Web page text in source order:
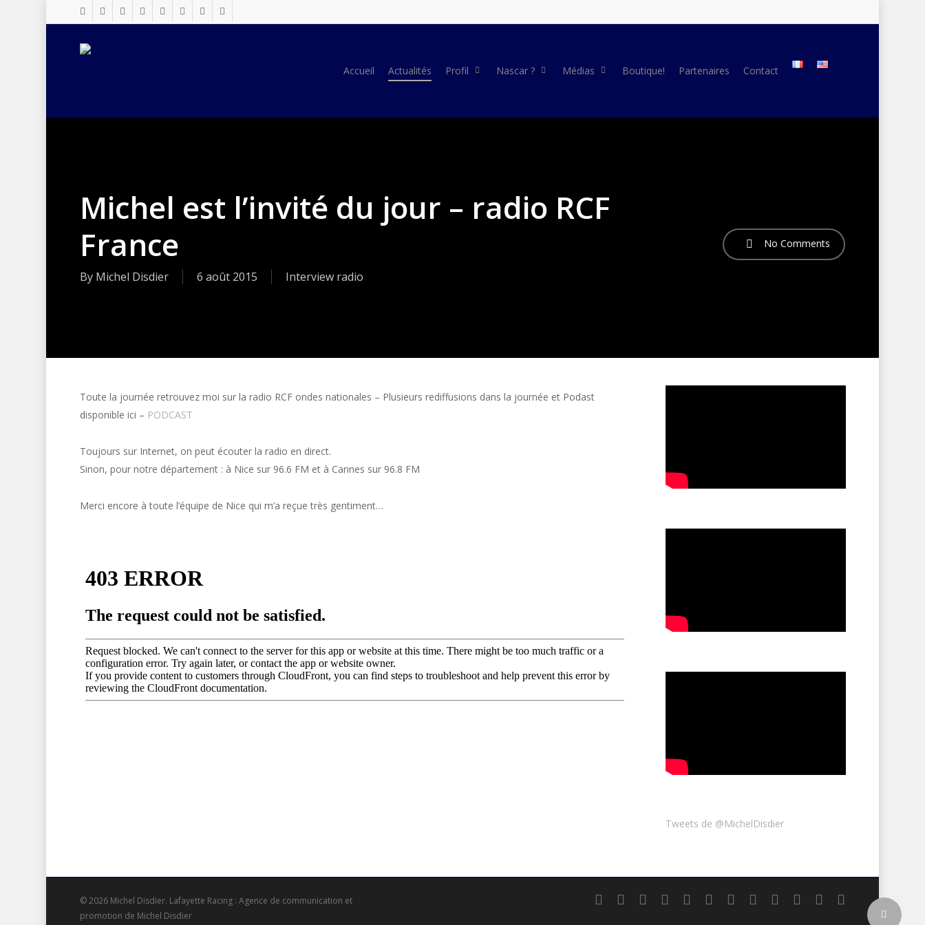
twitterfacebookvimeopinterestlinkedinyoutubegoogle-
plus
instagram
Accueil Actualités Profil Nascar ? Médias Boutique! Partenaires Contact
Michel est l’invité du jour – radio RCF
France
By Michel Disdier 6 août 2015 Interview radio
No Comments
Toute la journée retrouvez moi sur la radio RCF ondes nationales – Plusieurs rediffusions dans la journée et Podast
disponible ici – PODCAST
Toujours sur Internet, on peut écouter la radio en direct.
Sinon, pour notre département : à Nice sur 96.6 FM et à Cannes sur 96.8 FM
Merci encore à toute l’équipe de Nice qui m’a reçue très gentiment…
Tweets de @MichelDisdier
© 2026 Michel Disdier. Lafayette Racing : Agence de communication et
promotion de Michel Disdier
twitterx-
facebookvimeopinterestlinkedinyoutube
RSS
google-instagramsnapchattiktok